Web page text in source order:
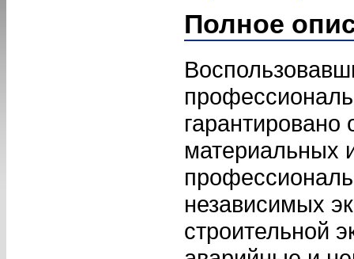
Полное
материальных
независимых
строительной